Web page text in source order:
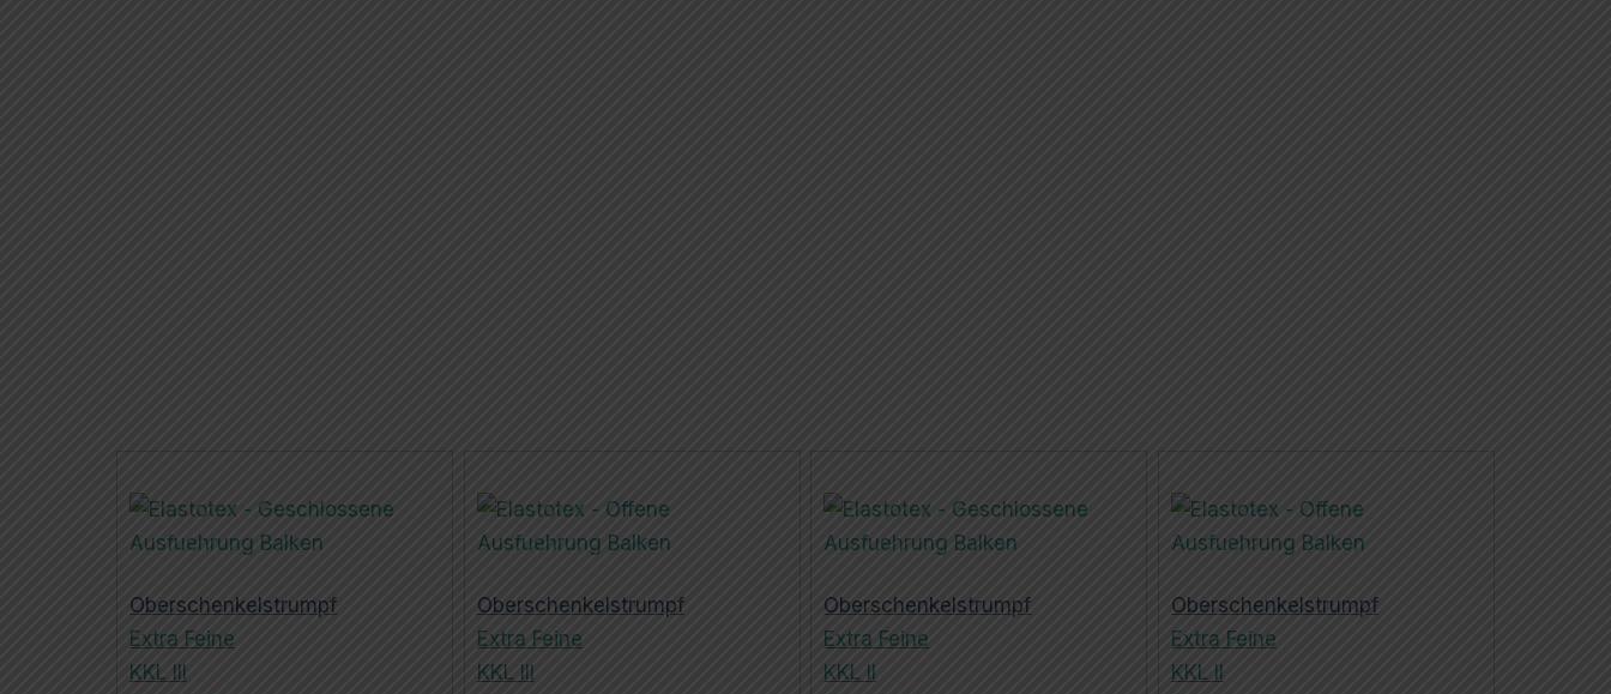
Oberschenkelstrumpf
Extra Feine
KKL III
Oberschenkelstrumpf
Extra Feine
KKL III
Oberschenkelstrumpf
Extra Feine
KKL II
Oberschenkelstrumpf
Extra Feine
KKL II